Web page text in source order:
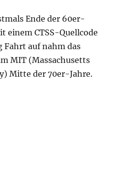
Ende der 60er-
einem CTSS-Quellcode
Fahrt auf nahm das
MIT (Massachusetts
Mitte der 70er-Jahre.